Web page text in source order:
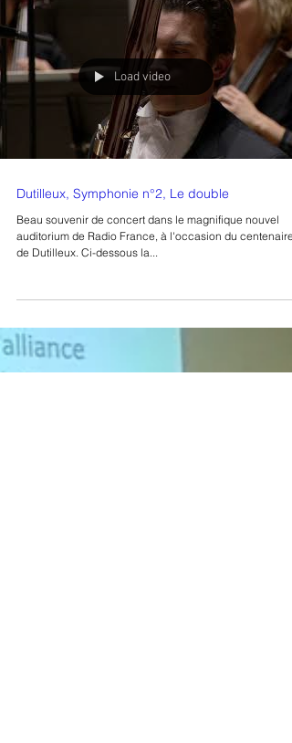
Load video
Dutilleux, Symphonie n°2, Le double
Beau souvenir de concert dans le magnifique nouvel
auditorium de Radio France, à l'occasion du centenaire
de Dutilleux. Ci-dessous la...